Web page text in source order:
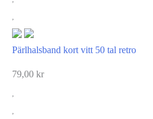
Pärlhalsband kort vitt 50 tal retro
79,00 kr